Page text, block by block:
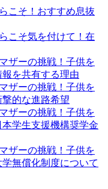
こそ！おすすめ息抜
こそ気を付けて！在
ザーの挑戦！子供を
を共有する理由
ザーの挑戦！子供を
的な進路希望
ザーの挑戦！子供を
学生支援機構奨学金
ザーの挑戦！子供を
無償化制度について